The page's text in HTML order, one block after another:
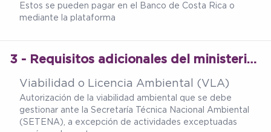
Estos se pueden pagar en el Banco de Costa Rica o
mediante la plataforma
3 - Requisitos adicionales del ministerio de salud
Viabilidad o Licencia Ambiental (VLA)
Autorización de la viabilidad ambiental que se debe
gestionar ante la Secretaría Técnica Nacional Ambiental
(SETENA), a excepción de actividades exceptuadas